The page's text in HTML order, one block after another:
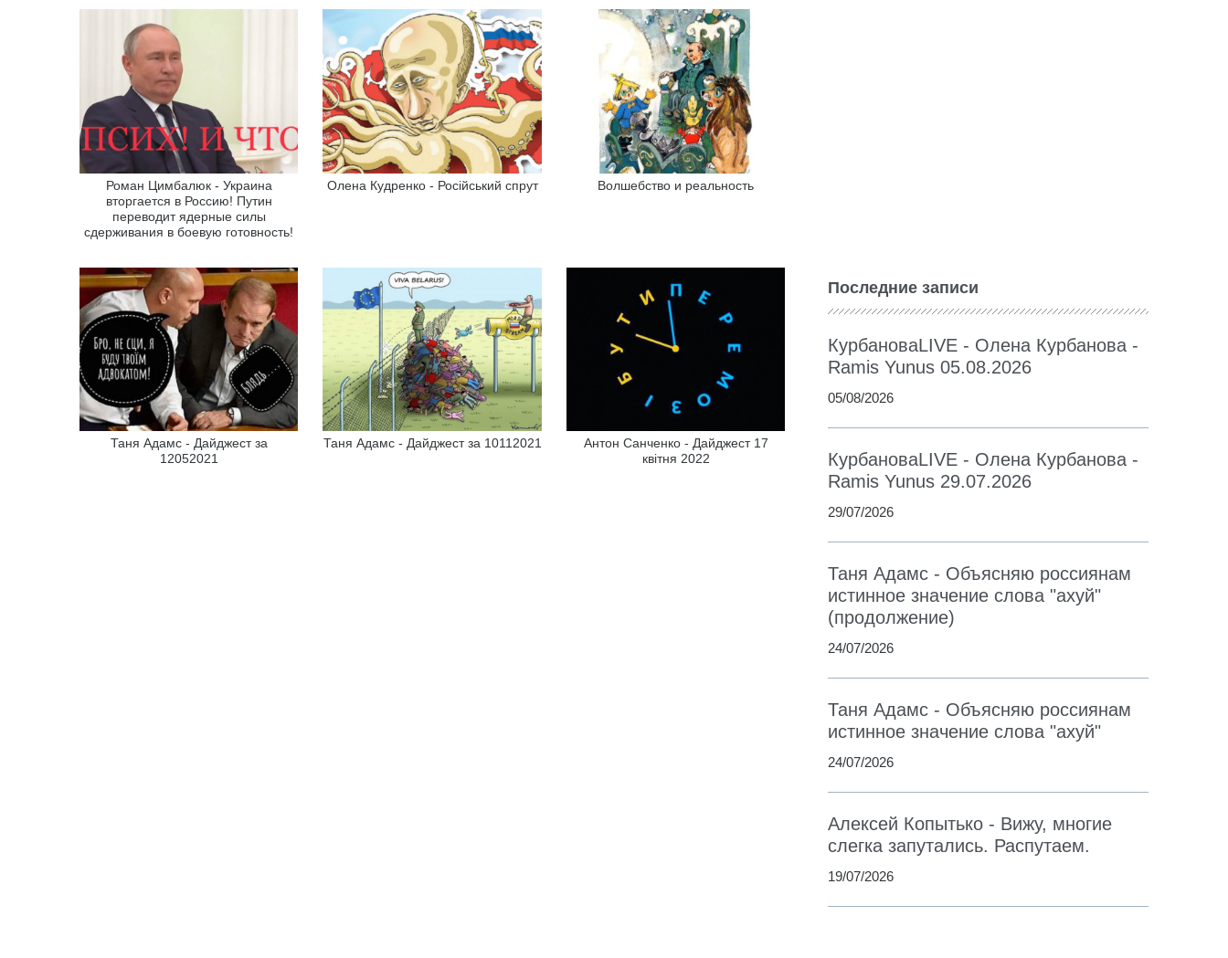
Роман Цимбалюк - Украина
вторгается в Россию! Путин
переводит ядерные силы
сдерживания в боевую готовность!
Олена Кудренко - Російський спрут Волшебство и реальность
Таня Адамс - Дайджест за
12052021
Таня Адамс - Дайджест за 10112021
Антон Санченко - Дайджест 17
квітня 2022
Последние записи
КурбановаLIVE - Олена Курбанова -
Ramis Yunus 05.08.2026
05/08/2026
КурбановаLIVE - Олена Курбанова -
Ramis Yunus 29.07.2026
29/07/2026
Таня Адамс - Объясняю россиянам
истинное значение слова "ахуй"
(продолжение)
24/07/2026
Таня Адамс - Объясняю россиянам
истинное значение слова "ахуй"
24/07/2026
Алексей Копытько - Вижу, многие
слегка запутались. Распутаем.
19/07/2026